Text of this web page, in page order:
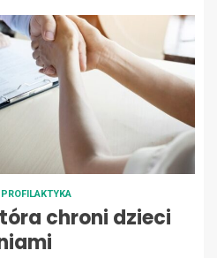
PROFILAKTYKA
chroni dzieci